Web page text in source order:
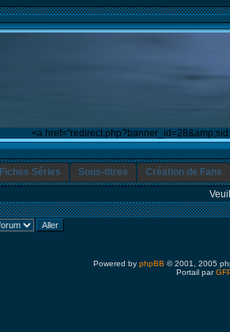
<a
Fiches Séries Sous-titres
Création de Fans
Powered by phpBB © 2001, 2005
Portail par